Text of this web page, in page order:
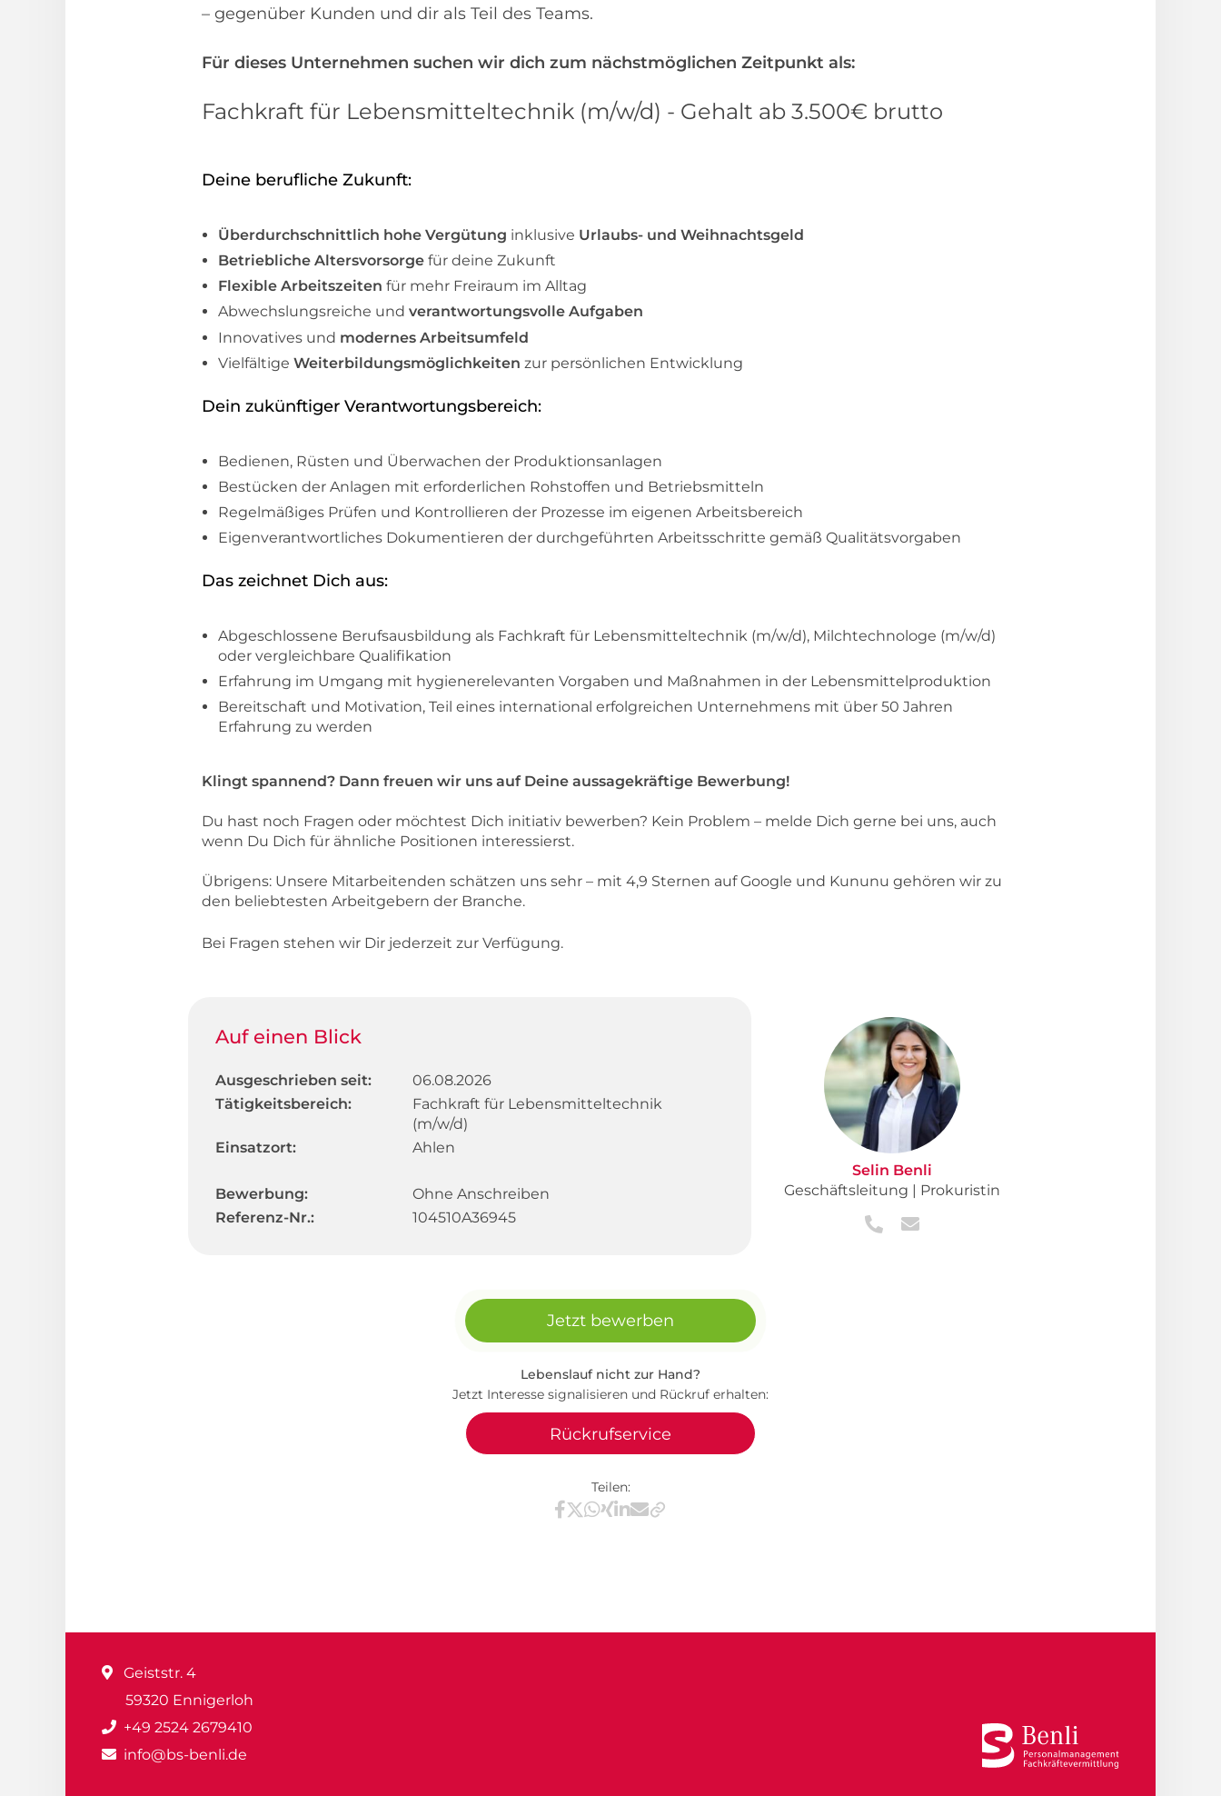
– gegenüber Kunden und dir als Teil des Teams.
Für dieses Unternehmen suchen wir dich zum nächstmöglichen Zeitpunkt als:
Fachkraft für Lebensmitteltechnik (m/w/d) - Gehalt ab 3.500€ brutto
Deine berufliche Zukunft:
Überdurchschnittlich hohe Vergütung inklusive Urlaubs- und Weihnachtsgeld
Betriebliche Altersvorsorge für deine Zukunft
Flexible Arbeitszeiten für mehr Freiraum im Alltag
Abwechslungsreiche und verantwortungsvolle Aufgaben
Innovatives und modernes Arbeitsumfeld
Vielfältige Weiterbildungsmöglichkeiten zur persönlichen Entwicklung
Dein zukünftiger Verantwortungsbereich:
Bedienen, Rüsten und Überwachen der Produktionsanlagen
Bestücken der Anlagen mit erforderlichen Rohstoffen und Betriebsmitteln
Regelmäßiges Prüfen und Kontrollieren der Prozesse im eigenen Arbeitsbereich
Eigenverantwortliches Dokumentieren der durchgeführten Arbeitsschritte gemäß Qualitätsvorgaben
Das zeichnet Dich aus:
Abgeschlossene Berufsausbildung als Fachkraft für Lebensmitteltechnik (m/w/d), Milchtechnologe (m/w/d)
oder vergleichbare Qualifikation
Erfahrung im Umgang mit hygienerelevanten Vorgaben und Maßnahmen in der Lebensmittelproduktion
Bereitschaft und Motivation, Teil eines international erfolgreichen Unternehmens mit über 50 Jahren
Erfahrung zu werden
Klingt spannend? Dann freuen wir uns auf Deine aussagekräftige Bewerbung!
Du hast noch Fragen oder möchtest Dich initiativ bewerben? Kein Problem – melde Dich gerne bei uns, auch
wenn Du Dich für ähnliche Positionen interessierst.
Übrigens: Unsere Mitarbeitenden schätzen uns sehr – mit 4,9 Sternen auf Google und Kununu gehören wir zu
den beliebtesten Arbeitgebern der Branche.
Bei Fragen stehen wir Dir jederzeit zur Verfügung.
Auf einen Blick
Ausgeschrieben seit:
06.08.2026
Tätigkeitsbereich:
Fachkraft für Lebensmitteltechnik
(m/w/d)
Einsatzort:
Ahlen
Bewerbung:
Ohne Anschreiben
Referenz-Nr.:
104510A36945
Selin Benli
Geschäftsleitung | Prokuristin
Jetzt bewerben
Lebenslauf nicht zur Hand?
Jetzt Interesse signalisieren und Rückruf erhalten:
Rückrufservice
Teilen:
Teilen via Facebook
Teilen via X / Twitter
Teilen via WhatsApp
Teilen via Xing
Teilen via LinkedIn
Teilen via E-Mail
Geiststr. 4
59320 Ennigerloh
+49 2524 2679410
info@bs-benli.de